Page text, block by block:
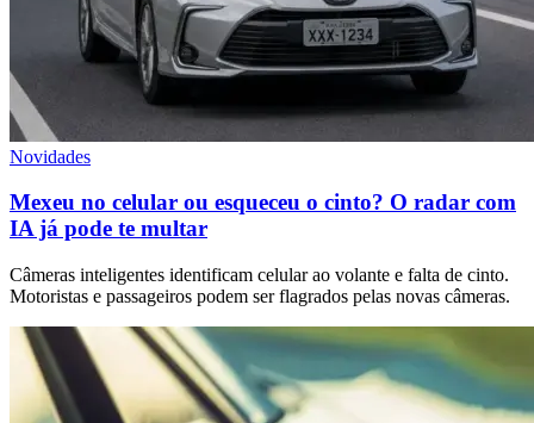
Novidades
Mexeu no celular ou esqueceu o cinto? O radar com
IA já pode te multar
Câmeras inteligentes identificam celular ao volante e falta de cinto.
Motoristas e passageiros podem ser flagrados pelas novas câmeras.